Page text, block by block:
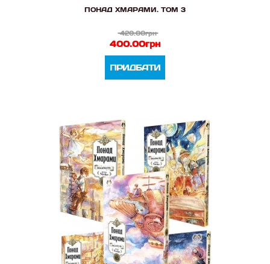
ПОНАД ХМАРАМИ. ТОМ 3
420.00грн
400.00грн
ПРИДБАТИ